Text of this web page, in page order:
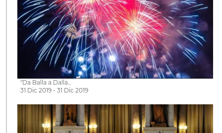
"Da Balla a Dalla...
31 Dic 2019 - 31 Dic 2019